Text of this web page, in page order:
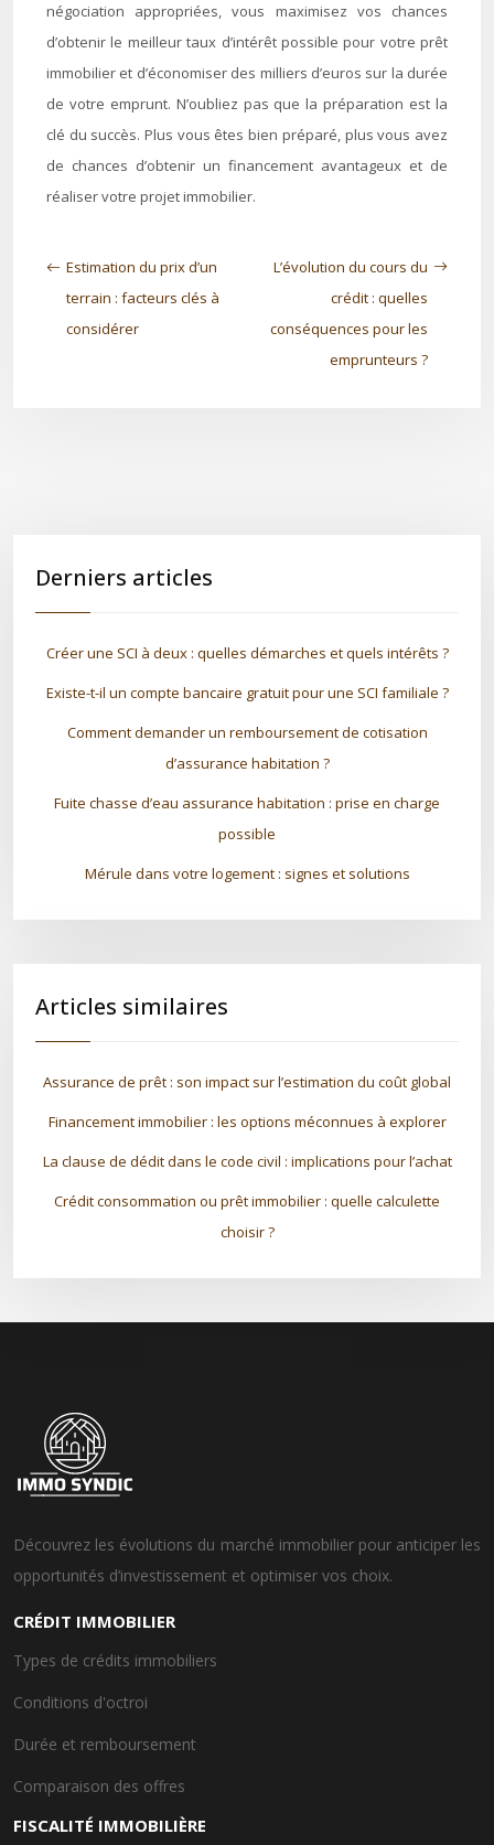
négociation appropriées, vous maximisez vos chances
d’obtenir le meilleur taux d’intérêt possible pour votre prêt
immobilier et d’économiser des milliers d’euros sur la durée
de votre emprunt. N’oubliez pas que la préparation est la
clé du succès. Plus vous êtes bien préparé, plus vous avez
de chances d’obtenir un financement avantageux et de
réaliser votre projet immobilier.
Estimation du prix d’un
terrain : facteurs clés à
considérer
L’évolution du cours du
crédit : quelles
conséquences pour les
emprunteurs ?
Derniers articles
Créer une SCI à deux : quelles démarches et quels intérêts ?
Existe-t-il un compte bancaire gratuit pour une SCI familiale ?
Comment demander un remboursement de cotisation
d’assurance habitation ?
Fuite chasse d’eau assurance habitation : prise en charge
possible
Mérule dans votre logement : signes et solutions
Articles similaires
Assurance de prêt : son impact sur l’estimation du coût global
Financement immobilier : les options méconnues à explorer
La clause de dédit dans le code civil : implications pour l’achat
Crédit consommation ou prêt immobilier : quelle calculette
choisir ?
Découvrez les évolutions du marché immobilier pour anticiper les
opportunités d’investissement et optimiser vos choix.
CRÉDIT IMMOBILIER
Types de crédits immobiliers
Conditions d'octroi
Durée et remboursement
Comparaison des offres
FISCALITÉ IMMOBILIÈRE